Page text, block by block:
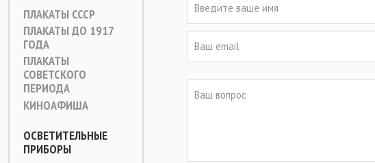
ПЛАКАТЫ СССР
ПЛАКАТЫ ДО 1917
ГОДА
ПЛАКАТЫ
СОВЕТСКОГО
ПЕРИОДА
КИНОАФИША
ОСВЕТИТЕЛЬНЫЕ
ПРИБОРЫ